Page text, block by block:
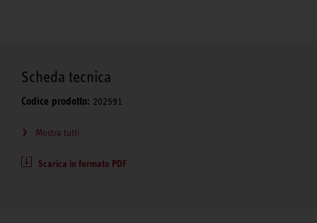
Scheda tecnica
Codice prodotto: 202591
Mostra tutti
Scarica in formato PDF